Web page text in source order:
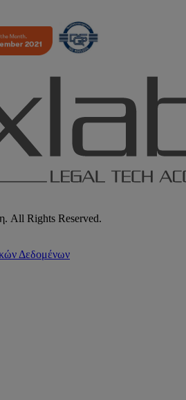
All Rights Reserved.
Δεδομένων